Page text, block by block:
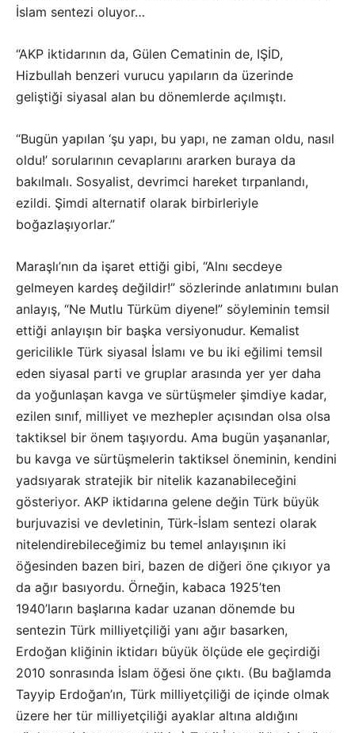
İslam sentezi oluyor…
“AKP iktidarının da, Gülen Cematinin de, IŞİD,
Hizbullah benzeri vurucu yapıların da üzerinde
geliştiği siyasal alan bu dönemlerde açılmıştı.
“Bugün yapılan ‘şu yapı, bu yapı, ne zaman oldu, nasıl
oldu!’ sorularının cevaplarını ararken buraya da
bakılmalı. Sosyalist, devrimci hareket tırpanlandı,
ezildi. Şimdi alternatif olarak birbirleriyle
boğazlaşıyorlar.”
Maraşlı’nın da işaret ettiği gibi, “Alnı secdeye
gelmeyen kardeş değildir!” sözlerinde anlatımını bulan
anlayış, “Ne Mutlu Türküm diyene!” söyleminin temsil
ettiği anlayışın bir başka versiyonudur. Kemalist
gericilikle Türk siyasal İslamı ve bu iki eğilimi temsil
eden siyasal parti ve gruplar arasında yer yer daha
da yoğunlaşan kavga ve sürtüşmeler şimdiye kadar,
ezilen sınıf, milliyet ve mezhepler açısından olsa olsa
taktiksel bir önem taşıyordu. Ama bugün yaşananlar,
bu kavga ve sürtüşmelerin taktiksel öneminin, kendini
yadsıyarak stratejik bir nitelik kazanabileceğini
gösteriyor. AKP iktidarına gelene değin Türk büyük
burjuvazisi ve devletinin, Türk-İslam sentezi olarak
nitelendirebileceğimiz bu temel anlayışının iki
öğesinden bazen biri, bazen de diğeri öne çıkıyor ya
da ağır basıyordu. Örneğin, kabaca 1925’ten
1940’ların başlarına kadar uzanan dönemde bu
sentezin Türk milliyetçiliği yanı ağır basarken,
Erdoğan kliğinin iktidarı büyük ölçüde ele geçirdiği
2010 sonrasında İslam öğesi öne çıktı. (Bu bağlamda
Tayyip Erdoğan’ın, Türk milliyetçiliği de içinde olmak
üzere her tür milliyetçiliği ayaklar altına aldığını